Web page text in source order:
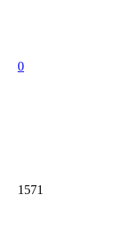
0
1571